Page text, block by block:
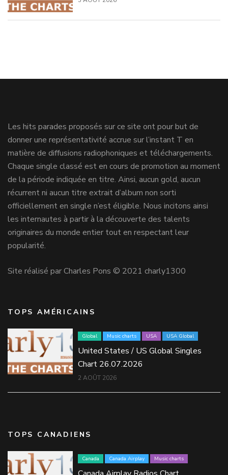
Les hits parades proposés sur ce site ont pour but de
donner une représentativité accrue sur l’instant T en
matière de diffusions radiophoniques et téléchargements.
Chaque single classé est en cours de promotion au moment
de la période indiquée en titre. Ainsi, aucun gold, aucun
récurrent ni aucun titre extrait d’album non sorti
officiellement en single n’est éligible. Nous incitons ainsi
les internautes à partir à la découverte des talents
originaires du monde entier tout en respectant leur
popularité.
Site réalisé par Charles Pons © 2021 charly1300
TOPS AMÉRICAINS
Global Music charts USA USA Global
United States / US Global Singles
Chart 26.07.2026
2 AOÛT 2026
TOPS CANADIENS
Canada Canada Airplay Music charts